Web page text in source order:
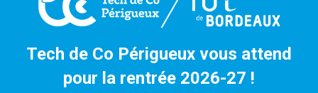
Tech de Co Périgueux vous attend
pour la rentrée 2026-27 !